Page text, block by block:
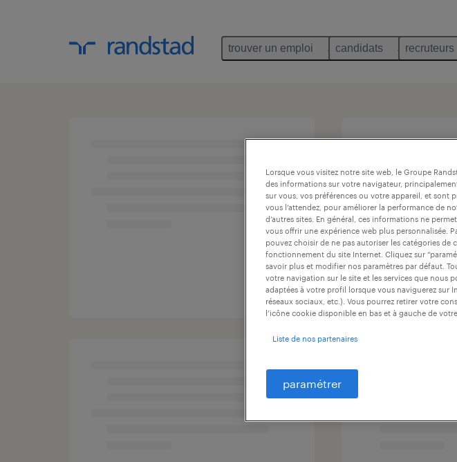
trouver un emploi candidats recruteurs
Lorsque vous visitez notre site web, le Groupe
des informations sur votre navigateur,
sur vous, vos préférences ou votre appareil, et
vous l’attendez, pour améliorer la performance de
d’autres sites. En général, ces informations ne
vous offrir une expérience web plus personnalisée.
pouvez choisir de ne pas autoriser les catégories de
fonctionnement du site Internet. Cliquez sur
savoir plus et modifier nos paramètres par défaut.
votre navigation sur le site et les services que nous
adaptées à votre profil lorsque vous naviguerez sur
réseaux sociaux, etc.). Vous pourrez retirer votre
l’icône cookie disponible en bas et à gauche de
Liste de nos partenaires
paramétrer